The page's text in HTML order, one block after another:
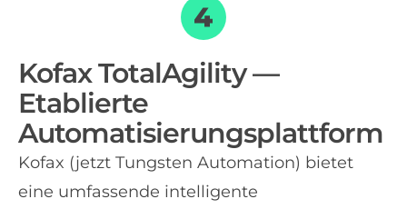
Kofax TotalAgility —
Etablierte
Automatisierungsplattform
Kofax (jetzt Tungsten Automation) bietet
eine umfassende intelligente